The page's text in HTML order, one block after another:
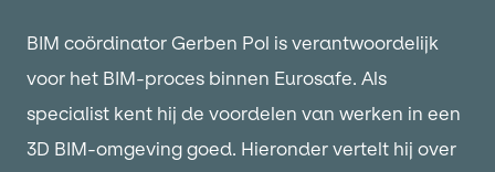
BIM coördinator Gerben Pol is verantwoordelijk
voor het BIM-proces binnen Eurosafe. Als
specialist kent hij de voordelen van werken in een
3D BIM-omgeving goed. Hieronder vertelt hij over